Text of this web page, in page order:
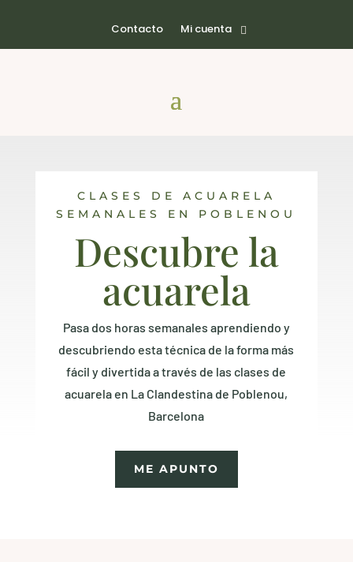
Contacto Mi cuenta
CLASES DE ACUARELA
SEMANALES EN POBLENOU
Descubre la
acuarela
Pasa dos horas semanales aprendiendo y
descubriendo esta técnica de la forma más
fácil y divertida a través de las clases de
acuarela en La Clandestina de Poblenou,
Barcelona
ME APUNTO